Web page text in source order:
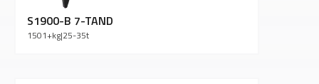
S1900-B 7-TAND
1501+kg|25-35t